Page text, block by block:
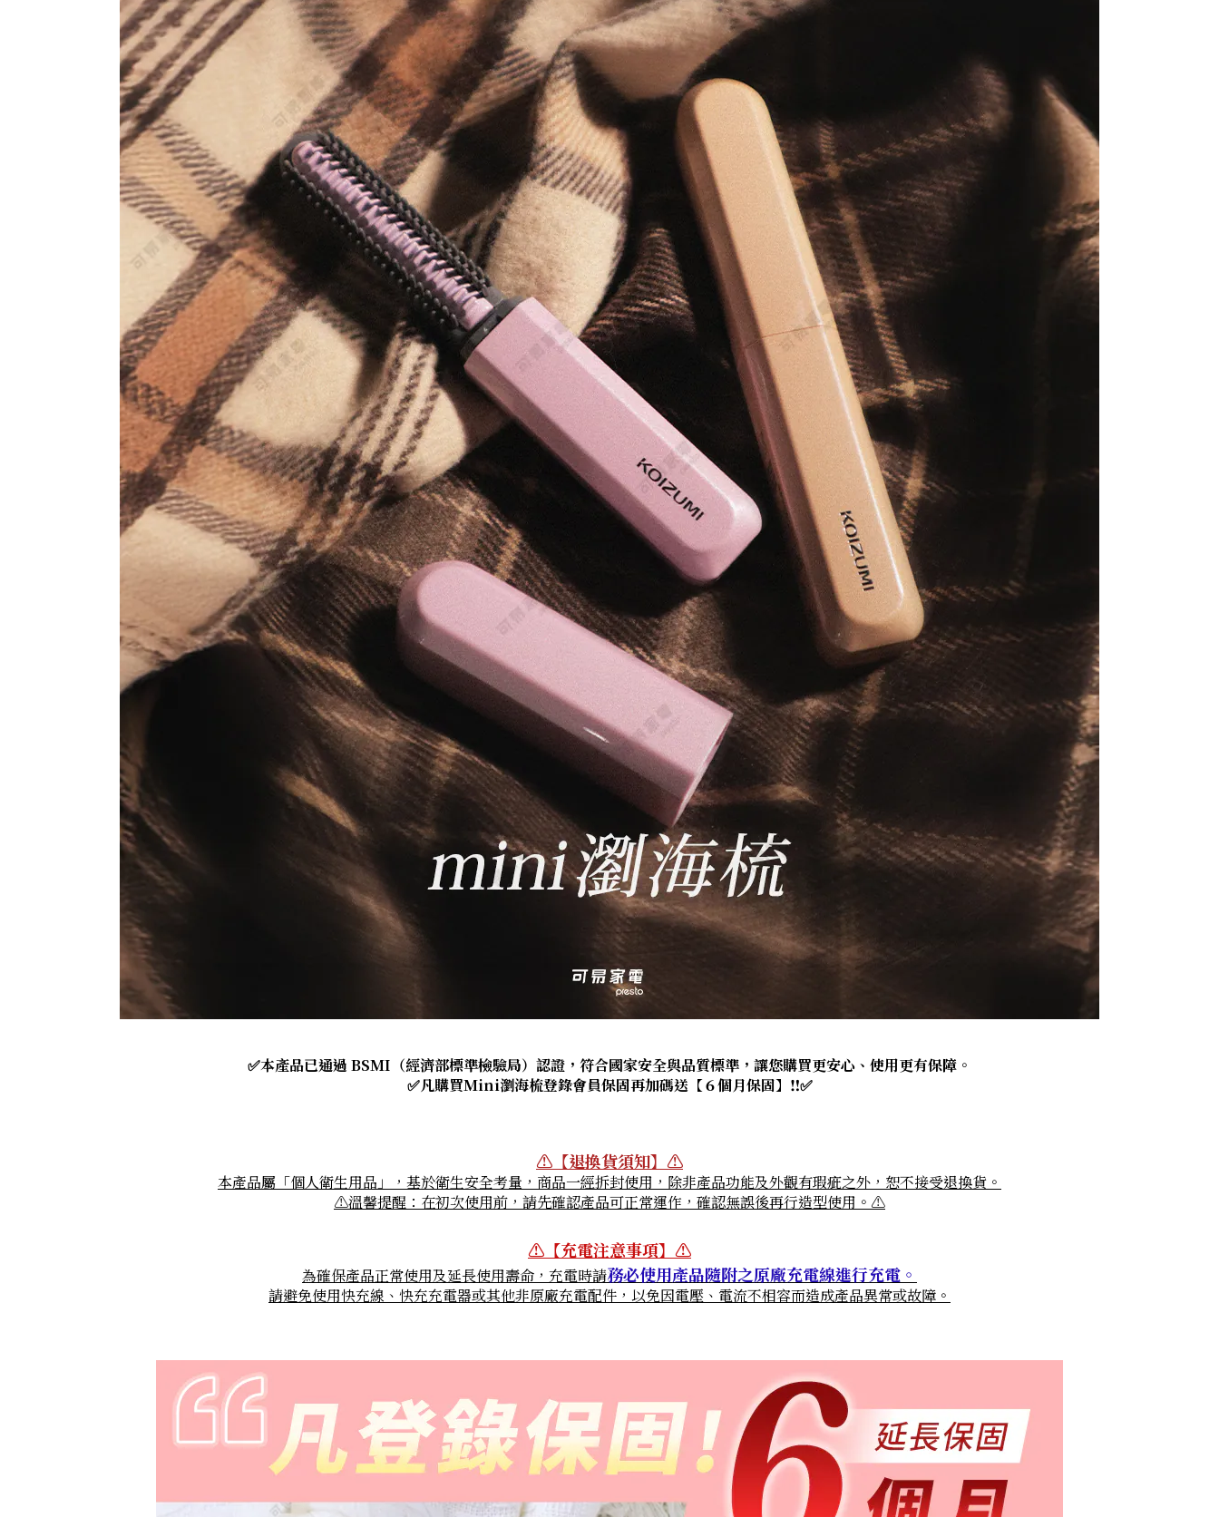
✅本產品已通過 BSMI（經濟部標準檢驗局）認證，符合國家安全與品質標準，讓您購買更安心、使用更有保障。
✅凡購買Mini瀏海梳登錄會員保固再加碼送【６個月保固】‼✅
⚠【退換貨須知】⚠
本產品屬「個人衛生用品」，基於衛生安全考量，商品一經拆封使用，除非產品功能及外觀有瑕疵之外，恕不接受退換貨。
⚠溫馨提醒：在初次使用前，請先確認產品可正常運作，確認無誤後再行造型使用。 ⚠
⚠【充電注意事項】 ⚠
為確保產品正常使用及延長使用壽命，充電時請務必使用產品隨附之原廠充電線進行充電 。
請避免使用快充線、快充充電器或其他非原廠充電配件，以免因電壓、電流不相容而造成產品異常或故障。